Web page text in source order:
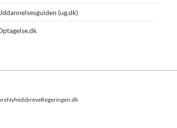
(ug.dk)
NyhedsbreveRegeringen.dk